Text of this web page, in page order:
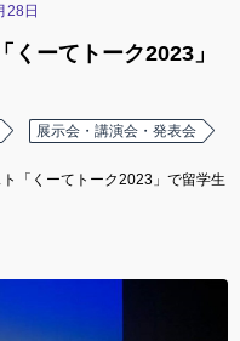
28日
ーてトーク2023」
展示会・講演会・発表会
「くーてトーク2023」で留学生